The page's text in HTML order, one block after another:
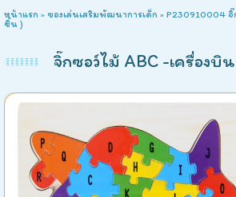
หน้าแรก » ของเล่นเสริมพัฒนาการเด็ก » P230910004 จิ๊
ชิ้น )
จิ๊กซอว์ไม้ ABC -เครื่องบิ